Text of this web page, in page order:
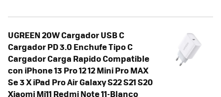
UGREEN 20W Cargador USB C
Cargador PD 3.0 Enchufe Tipo C
Cargador Carga Rapido Compatible
con iPhone 13 Pro 12 12 Mini Pro MAX
Se 3 X iPad Pro Air Galaxy S22 S21 S20
Xiaomi Mi11 Redmi Note 11-Blanco